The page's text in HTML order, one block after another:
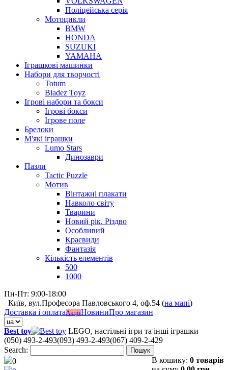
Поліцейська серія
Мотоцикли
BMW
HONDA
SUZUKI
YAMAHA
Іграшкові машинки
Набори для творчості
Totum
Bladez Toyz
Ігрові набори та бокси
Ігрові бокси
Ігрове поле
Брелоки
М'які іграшки
Lumo Stars
Динозаври
Пазли
Tactic Puzzle
Мотив
Вінтажні плакати
Навколо світу
Тварини
Новий рік. Різдво
Особливий
Краєвиди
Фантазія
Кількість елементів
500
1000
Пн-Пт: 9:00-18:00
Київ, вул.Професора Павловського 4, оф.54 (на мапі)
Доставка і оплатаАкціїНовиниПро магазин
Best toy
LEGO, настільні ігри та інші іграшки
(050) 493-2-493(093) 493-2-493(067) 409-2-429
Search:
Пошук
0 В кошику: 0 товарів